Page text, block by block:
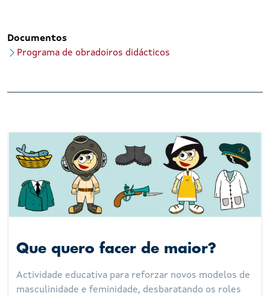
Documentos
Programa de obradoiros didácticos
Que quero facer de maior?
Actividade educativa para reforzar novos modelos de
masculinidade e feminidade, desbaratando os roles